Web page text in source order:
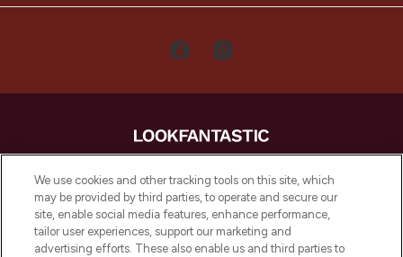
LOOKFANTASTIC is de ultieme online
beautybestemming van Europa, met de
beste huidverzorging, haarproducten en
make-up van meer dan 200 topmerken.
Shop online of via de app, met gratis
We use cookies and other tracking tools on this site, which
may be provided by third parties, to operate and secure our
site, enable social media features, enhance performance,
tailor user experiences, support our marketing and
advertising efforts. These also enable us and third parties to